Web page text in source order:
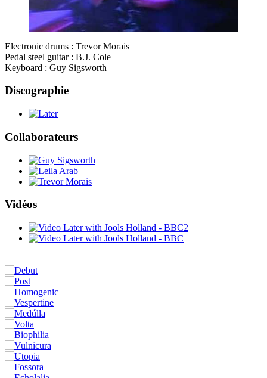
Electronic drums : Trevor Morais
Pedal steel guitar : B.J. Cole
Keyboard : Guy Sigsworth
Discographie
Collaborateurs
Vidéos